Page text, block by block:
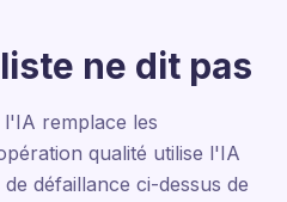
ne dit pas
l'IA remplace les
qualité utilise l'IA
défaillance ci-dessus de